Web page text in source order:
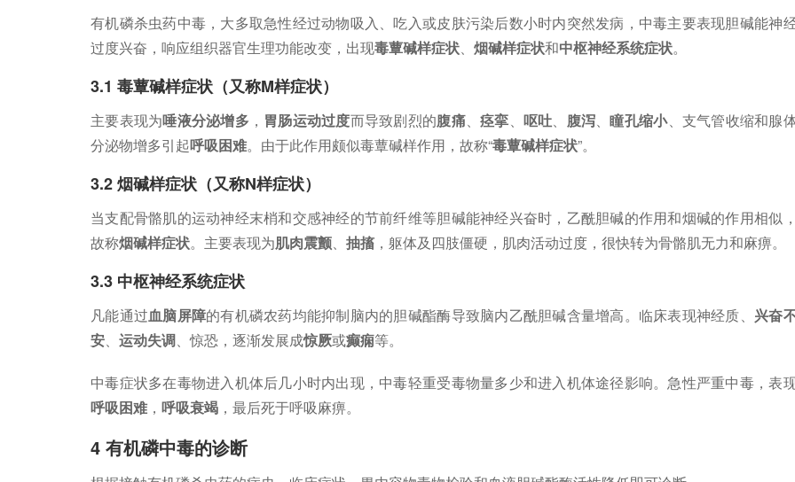
有机磷杀虫药中毒，大多取急性经过动物吸入、吃入或皮肤污染后数小时内突然发病，中毒主要表现胆碱能神
过度兴奋，响应组织器官生理功能改变，出现毒蕈碱样症状、 烟碱样症状和中枢神经系统症状。
3.1 毒蕈碱样症状（又称M样症状）
主要表现为唾液分泌增多 ， 胃肠运动过度而导致剧烈的腹痛、痉挛、 呕吐、 腹泻、瞳孔缩小、支气管收缩和腺
分泌物增多引起呼吸困难。由于此作用颇似毒蕈碱样作用，故称“毒蕈碱样症状”。
3.2 烟碱样症状（又称N样症状）
当支配骨骼肌的运动神经末梢和交感神经的节前纤维等胆碱能神经兴奋时，乙酰胆碱的作用和烟碱的作用相似，
故称烟碱样症状。主要表现为肌肉震颤、 抽搐 ，躯体及四肢僵硬，肌肉活动过度，很快转为骨骼肌无力和麻痹。
3.3 中枢神经系统症状
凡能通过血脑屏障的有机磷农药均能抑制脑内的胆碱酯酶导致脑内乙酰胆碱含量增高。临床表现神经质、 兴奋
安、 运动失调、惊恐，逐渐发展成惊厥或癫痫等。
中毒症状多在毒物进入机体后几小时内出现，中毒轻重受毒物量多少和进入机体途径影响。急性严重中毒，表
呼吸困难 ， 呼吸衰竭 ，最后死于呼吸麻痹。
4 有机磷中毒的诊断